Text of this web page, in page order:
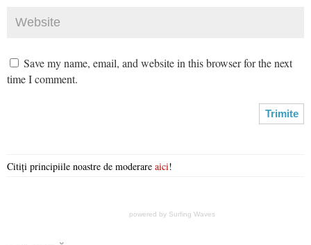
Save my name, email, and website in this browser for the next
time I comment.
Citiți principiile noastre de moderare aici!
powered by Surfing Waves